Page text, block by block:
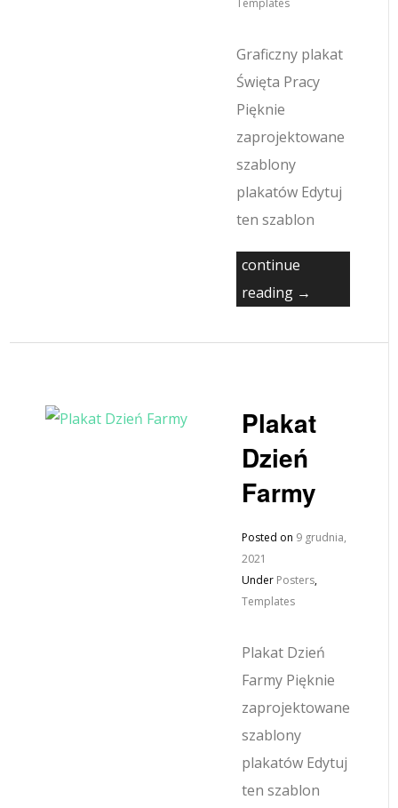
Templates
Graficzny plakat
Święta Pracy
Pięknie
zaprojektowane
szablony
plakatów Edytuj
ten szablon
continue
reading →
Plakat
Dzień
Farmy
Posted on 9 grudnia,
2021
Under Posters,
Templates
Plakat Dzień
Farmy Pięknie
zaprojektowane
szablony
plakatów Edytuj
ten szablon